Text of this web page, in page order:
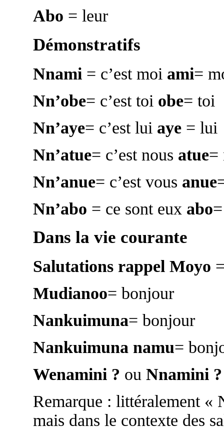
Abo = leur
Démonstratifs
Nnami= c’est moi ami=
Nn’obe= c’est toi obe= toi
Nn’aye= c’est lui aye= lui
Nn’atue= c’est nous atue=
Nn’anue= c’est vous anue
Nn’abo = ce sont eux abo
Dans la vie courante
Salutations rappel Moyo
Mudianoo= bonjour
Nankuimuna= bonjour
Nankuimuna namu=
Wenamini ? ou Nnamini ?
Remarque : littéralement
mais dans le contexte des